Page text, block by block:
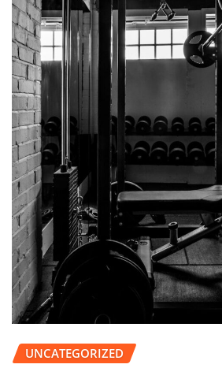
UNCATEGORIZED